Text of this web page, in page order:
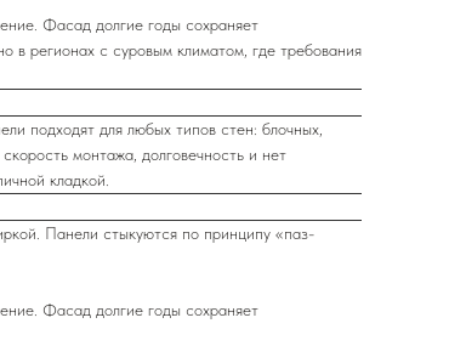
Фасад долгие годы сохраняет
в регионах с суровым климатом, где требования
подходят для любых типов стен: блочных,
монтажа, долговечность и нет
кладкой.
Панели стыкуются по принципу «паз-
Фасад долгие годы сохраняет